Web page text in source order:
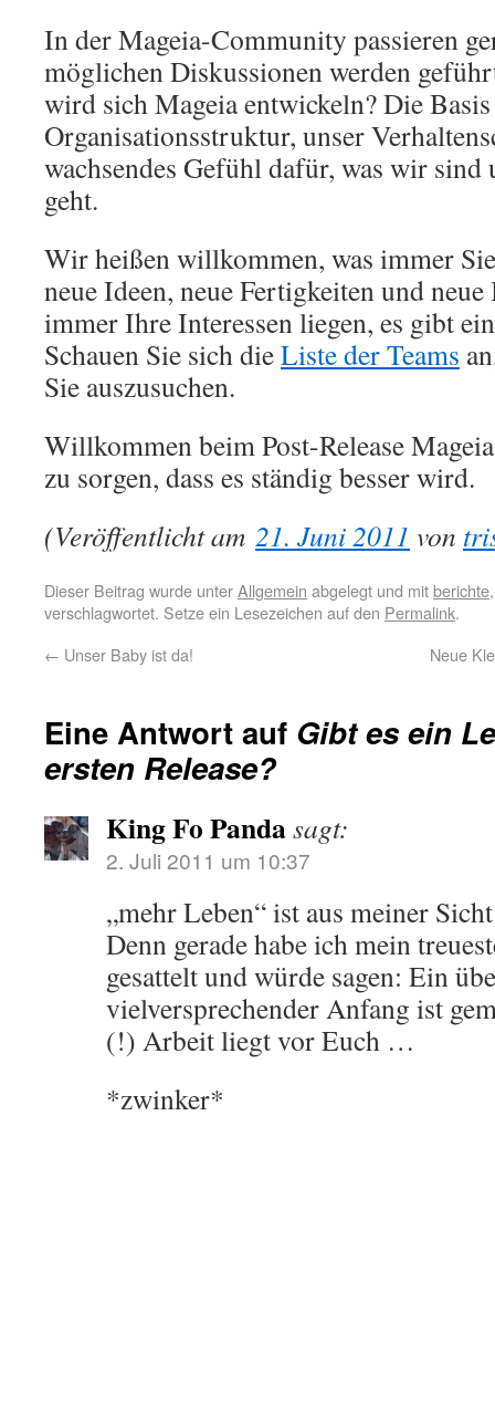
In der Mageia-Community passieren
möglichen Diskussionen werden
wird sich Mageia entwickeln? Die
Organisationsstruktur, unser
wachsendes Gefühl dafür, was wir sind
geht.
Wir heißen willkommen, was immer
neue Ideen, neue Fertigkeiten und
immer Ihre Interessen liegen, es gibt
Schauen Sie sich dieListe der Teams
Sie auszusuchen.
Willkommen beim Post-Release
zu sorgen, dass es ständig besser wird.
(Veröffentlicht am 21. Juni 2011 von
Dieser Beitrag wurde unterAllgemein abgelegt und mitberichte
verschlagwortet. Setze ein Lesezeichen auf den Permalink.
← Unser Baby ist da! Neue
Eine Antwort auf Gibt es ein
ersten Release?
King Fo Pandasagt:
2. Juli 2011 um 10:37
„mehr Leben“ ist aus meiner
Denn gerade habe ich mein
gesattelt und würde sagen: Ein
vielversprechender Anfang ist
(!) Arbeit liegt vor Euch …
*zwinker*